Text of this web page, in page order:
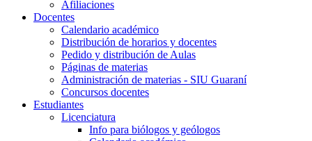
Afiliaciones
Docentes
Calendario académico
Distribución de horarios y docentes
Pedido y distribución de Aulas
Páginas de materias
Administración de materias - SIU Guaraní
Concursos docentes
Estudiantes
Licenciatura
Info para biólogos y geólogos